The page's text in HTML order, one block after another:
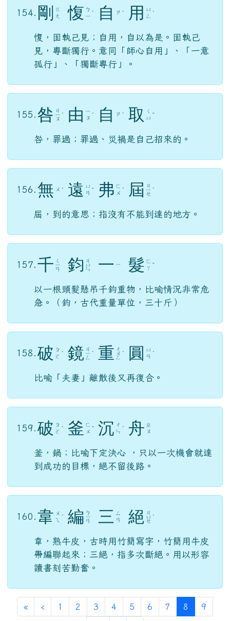
154. 剛
ㄍ
ㄤ
愎 ㄅ
ㄧ ˋ 自 ㄗ ˋ 用
ㄩ
ㄥ ˋ
愎，固執己見；自用，自以為是。固執己
見，專斷獨行。意同「師心自用」、「一意
孤行」、「獨斷專行」。
155. 咎 ㄐ
ㄧ
ㄡ
ˋ 由 ㄧ
ㄡ ˊ 自 ㄗ ˋ 取
ㄑ
ㄩ ˇ
咎，罪過；罪過、災禍是自己招來的。
156. 無 ㄨ ˊ 遠 ㄩ
ㄢ ˇ 弗 ㄈ
ㄨ ˊ 屆 ㄐ
ㄧ
ㄝ
ˋ
屆，到的意思；指沒有不能到達的地方。
157. 千 ㄑ
ㄧ
ㄢ 鈞 ㄐ
ㄩ
ㄣ 一 ㄧ 髮 ㄈ
ㄚ ˇ
以一根頭髮懸吊千鈞重物，比喻情況非常危
急。（鈞，古代重量單位，三十斤）
158. 破 ㄆ
ㄛ ˋ 鏡 ㄐ
ㄧ
ㄥ
ˋ 重 ㄔ
ㄨ
ㄥ
ˊ 圓
ㄩ
ㄢ ˊ
比喻「夫妻」離散後又再復合。
159. 破 ㄆ
ㄛ ˋ 釜 ㄈ
ㄨ ˇ 沉 ㄔ
ㄣ ˊ 舟 ㄓ
ㄡ
釜，鍋；比喻下定決心 ，只以一次機會就達
到成功的目標，絕不留後路。
160. 韋 ㄨ
ㄟ
ˊ 編 ㄅ
ㄧ
ㄢ 三 ㄙ
ㄢ
絕 ㄐ
ㄩ
ㄝ
ˊ
韋，熟牛皮，古時用竹簡寫字，竹簡用牛皮
帶編聯起來；三絕，指多次斷絕。用以形容
讀書刻苦勤奮。
«第一頁
‹ 上一頁
1 2 3 4 5 6 7 8 (目前頁次)
9